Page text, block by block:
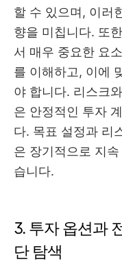
할 수 있으며, 이러
향을 미칩니다. 또
서 매우 중요한 요
를 이해하고, 이에
야 합니다. 리스크
은 안정적인 투자
다. 목표 설정과 리
은 장기적으로 지
습니다.
3. 투자 옵션과
단 탐색